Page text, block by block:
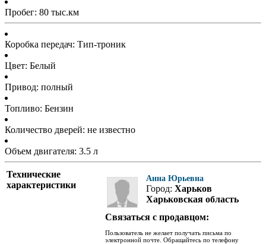
Пробег: 80 тыс.км
Коробка передач: Тип-троник
Цвет: Белый
Привод: полный
Топливо: Бензин
Количество дверей: не известно
Объем двигателя: 3.5 л
Технические
характеристики
Анна Юрьевна
Город: Харьков
Харьковская область
Связаться с продавцом:
Пользователь не желает получать письма по
электронной почте. Обращайтесь по телефону